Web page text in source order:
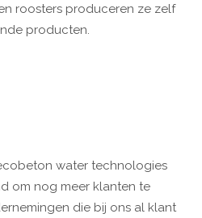
roosters produceren ze zelf
producten.
water technologies
om nog meer klanten te
die bij ons al klant